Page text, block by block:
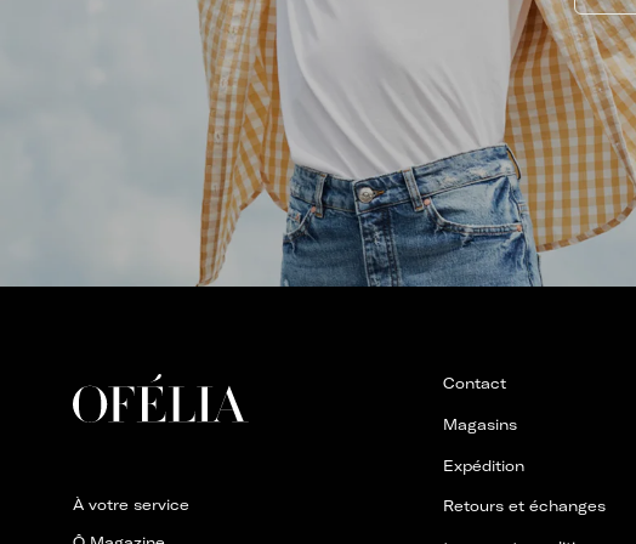
À votre service
Contact
Magasins
Expédition
Retours et échanges